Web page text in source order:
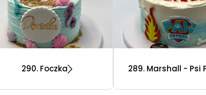
290. Foczka 289. Marshall - Psi